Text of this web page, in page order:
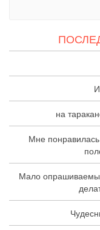
на
Мне
Мало